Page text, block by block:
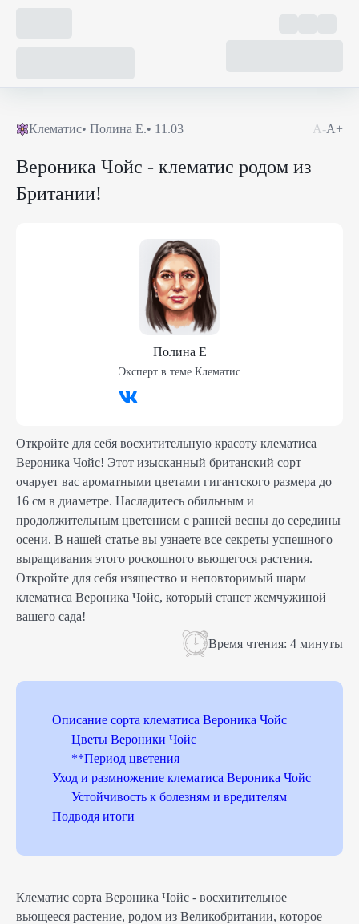
Клематис• Полина Е.• 11.03 А-А+
Вероника Чойс - клематис родом из
Британии!
Полина Е
Эксперт в теме Клематис
Откройте для себя восхитительную красоту клематиса
Вероника Чойс! Этот изысканный британский сорт
очарует вас ароматными цветами гигантского размера до
16 см в диаметре. Насладитесь обильным и
продолжительным цветением с ранней весны до середины
осени. В нашей статье вы узнаете все секреты успешного
выращивания этого роскошного вьющегося растения.
Откройте для себя изящество и неповторимый шарм
клематиса Вероника Чойс, который станет жемчужиной
вашего сада!
Время чтения: 4 минуты
Описание сорта клематиса Вероника Чойс
Цветы Вероники Чойс
**Период цветения
Уход и размножение клематиса Вероника Чойс
Устойчивость к болезням и вредителям
Подводя итоги
Клематис сорта Вероника Чойс - восхитительное
вьющееся растение, родом из Великобритании, которое